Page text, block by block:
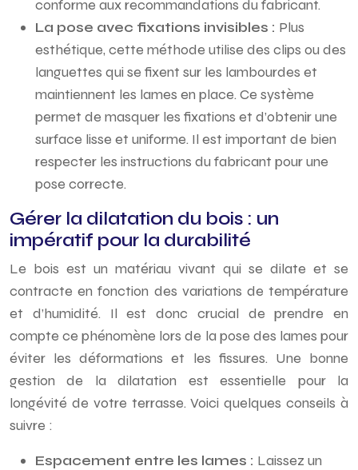
conforme aux recommandations du fabricant.
La pose avec fixations invisibles : Plus
esthétique, cette méthode utilise des clips ou des
languettes qui se fixent sur les lambourdes et
maintiennent les lames en place. Ce système
permet de masquer les fixations et d’obtenir une
surface lisse et uniforme. Il est important de bien
respecter les instructions du fabricant pour une
pose correcte.
Gérer la dilatation du bois : un
impératif pour la durabilité
Le bois est un matériau vivant qui se dilate et se
contracte en fonction des variations de température
et d’humidité. Il est donc crucial de prendre en
compte ce phénomène lors de la pose des lames pour
éviter les déformations et les fissures. Une bonne
gestion de la dilatation est essentielle pour la
longévité de votre terrasse. Voici quelques conseils à
suivre :
Espacement entre les lames : Laissez un